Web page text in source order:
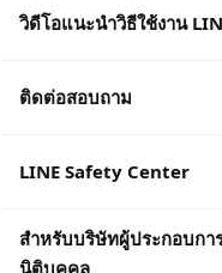
วิดีโอแนะนำวิธีใช้งาน
ติดต่อสอบถาม
LINE Safety Center
สำหรับบริษัทผู้ประกอบกา
นิติบุคคล